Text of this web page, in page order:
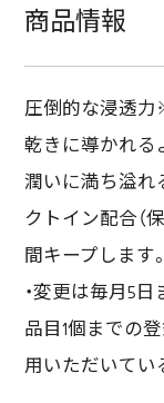
商品情報
圧倒的な浸透力
乾きに導かれる
潤いに満ち溢れ
クトイン配合（
間キープしま
・変更は毎月5
品目1個までの
用いただいてい